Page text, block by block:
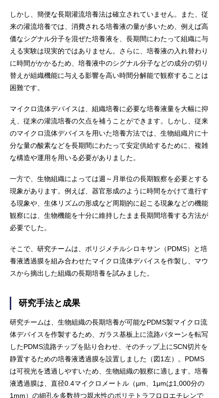
しかし、簡便な長期灌流培養法は確立されていません。また、従
来の灌流培養では、消費される培養液の量が多いため、例えば高
価なシグナル分子を混ぜた培養液を、長期間にわたって組織に与
える実験は現実的ではありません。さらに、培養液の入れ替わり
に時間がかかるため、培養液中のシグナル分子などの成分の切り
替えが組織機能に与える影響を高い時間分解能で観察することは
困難です。
マイクロ流体デバイスは、組織培養に必要な培養液量を大幅に抑
え、従来の灌流培養の欠点を補うことができます。しかし、従来
のマイクロ流体デバイスを用いた培養方法では、生物組織片に十
分な量の酸素などを長期間にわたって安定供給するために、複雑
な構造や運用を用いる必要がありました。
一方で、生物組織によっては週～月単位の長期観察を必要とする
現象があります。例えば、器官形成のように時間をかけて進行す
る現象や、生体リズムの形成など周期的に起こる現象などの機能
観察には、生物機能を十分に維持したまま長期間培養する方法が
必要でした。
そこで、研究チームは、ポリジメチルシロキサン（PDMS）と培
養液透過膜を組み合わせたマイクロ流体デバイスを作製し、マウ
スから摘出した組織の長期培養を試みました。
研究手法と成果
研究チームは、生物組織の長期培養が可能なPDMS製マイクロ流
体デバイスを作製するため、ガラス基板上に流路パターンを転写
したPDMS流路チップを貼り合わせ、そのチップ上にSCN切片を
静置するための培養液透過膜を設置しました（図1左）。PDMS
は可視光を透過しやすいため、生物組織の観察に適します。培養
液透過膜は、直径0.4マイクロメートル（μm、1μmは1,000分の
1mm）の細孔を多数持つ親水性のポリテトラフロロエチレンで